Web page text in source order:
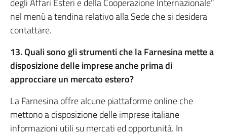
degli Affari Esteri e della Cooperazione Internazionale”
nel menù a tendina relativo alla Sede che si desidera
contattare.
13. Quali sono gli strumenti che la Farnesina mette a
disposizione delle imprese anche prima di
approcciare un mercato estero?
La Farnesina offre alcune piattaforme online che
mettono a disposizione delle imprese italiane
informazioni utili su mercati ed opportunità. In